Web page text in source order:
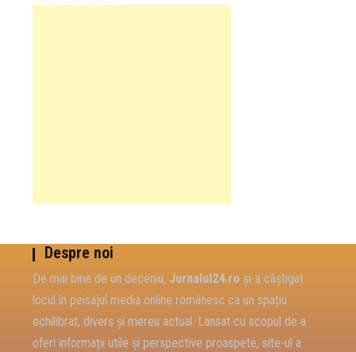
Despre noi
De mai bine de un deceniu, Jurnalul24.ro și-a câștigat
locul în peisajul media online românesc ca un spațiu
echilibrat, divers și mereu actual. Lansat cu scopul de a
oferi informații utile și perspective proaspete, site-ul a